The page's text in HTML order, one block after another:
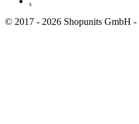
© 2017 - 2026 Shopunits GmbH -